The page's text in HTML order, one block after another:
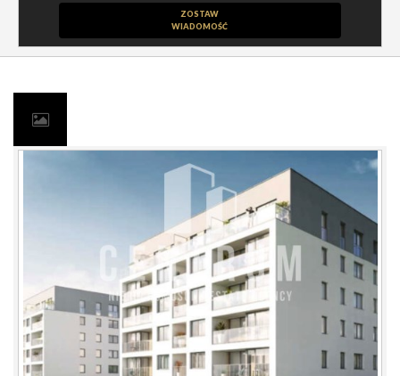
ZOSTAW
WIADOMOŚĆ